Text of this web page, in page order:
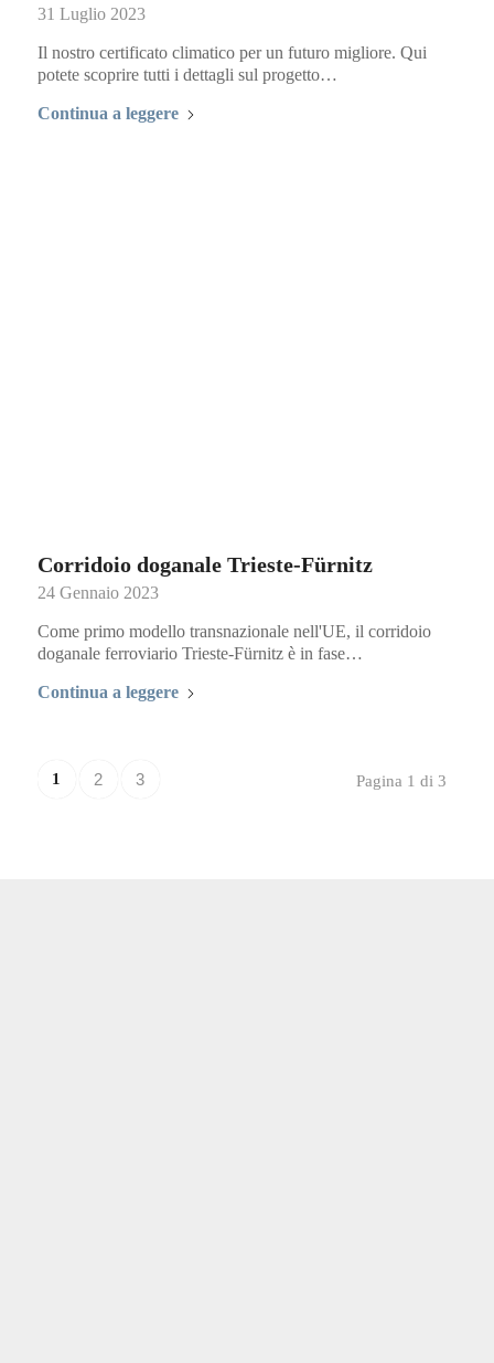
31 Luglio 2023
Il nostro certificato climatico per un futuro migliore. Qui
potete scoprire tutti i dettagli sul progetto…
Continua a leggere
Corridoio doganale Trieste-Fürnitz
24 Gennaio 2023
Come primo modello transnazionale nell'UE, il corridoio
doganale ferroviario Trieste-Fürnitz è in fase…
Continua a leggere
Pagina 1 di 3
1 2 3